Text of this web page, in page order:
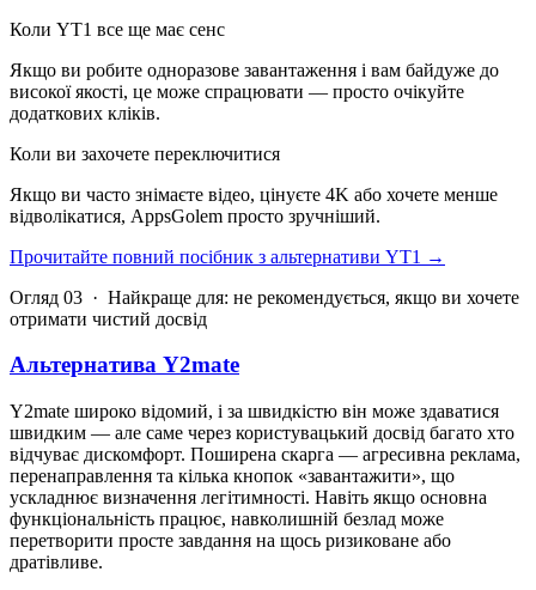
Коли YT1 все ще має сенс
Якщо ви робите одноразове завантаження і вам байдуже до
високої якості, це може спрацювати — просто очікуйте
додаткових кліків.
Коли ви захочете переключитися
Якщо ви часто знімаєте відео, цінуєте 4K або хочете менше
відволікатися, AppsGolem просто зручніший.
Прочитайте повний посібник з альтернативи YT1 →
Огляд 03 · Найкраще для: не рекомендується, якщо ви хочете
отримати чистий досвід
Альтернатива Y2mate
Y2mate широко відомий, і за швидкістю він може здаватися
швидким — але саме через користувацький досвід багато хто
відчуває дискомфорт. Поширена скарга — агресивна реклама,
перенаправлення та кілька кнопок «завантажити», що
ускладнює визначення легітимності. Навіть якщо основна
функціональність працює, навколишній безлад може
перетворити просте завдання на щось ризиковане або
дратівливе.